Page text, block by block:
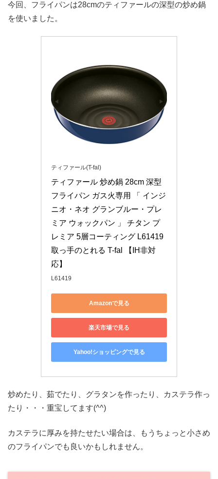
今回、フライパンは28cmのティファールの深型の炒め鍋
を使いました。
ティファール(T-fal)
ティファール 炒め鍋 28cm 深型
フライパン ガス火専用 「 インジ
ニオ・ネオ グランブルー・プレ
ミア ウォックパン 」 チタン プ
レミア 5層コーティング L61419
取っ手のとれる T-fal 【IH非対
応】
L61419
Amazonで見る
楽天市場で見る
Yahoo!ショッピングで見る
炒めたり、茹でたり、グラタンを作ったり、カステラ作っ
たり・・・重宝してます(^^)
カステラに厚みを持たせたい場合は、もうちょっと小さめ
のフライパンでも良いかもしれません。